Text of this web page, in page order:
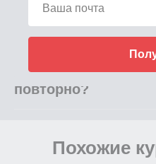
корпоративное
сотрудников?
Нужно ли
повторно?
Похожие